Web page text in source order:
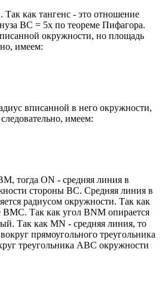
как тангенс - это отношение
ВС = 5х по теореме Пифагора.
окружности, но площадь
имеем:
вписанной в него окружности,
имеем:
тогда ON - средняя линия в
стороны ВС. Средняя линия в
радиусом окружности. Так как
Так как угол BNM опирается
Так как MN - средняя линия, то
прямоугольного треугольника
треугольника АВС окружности